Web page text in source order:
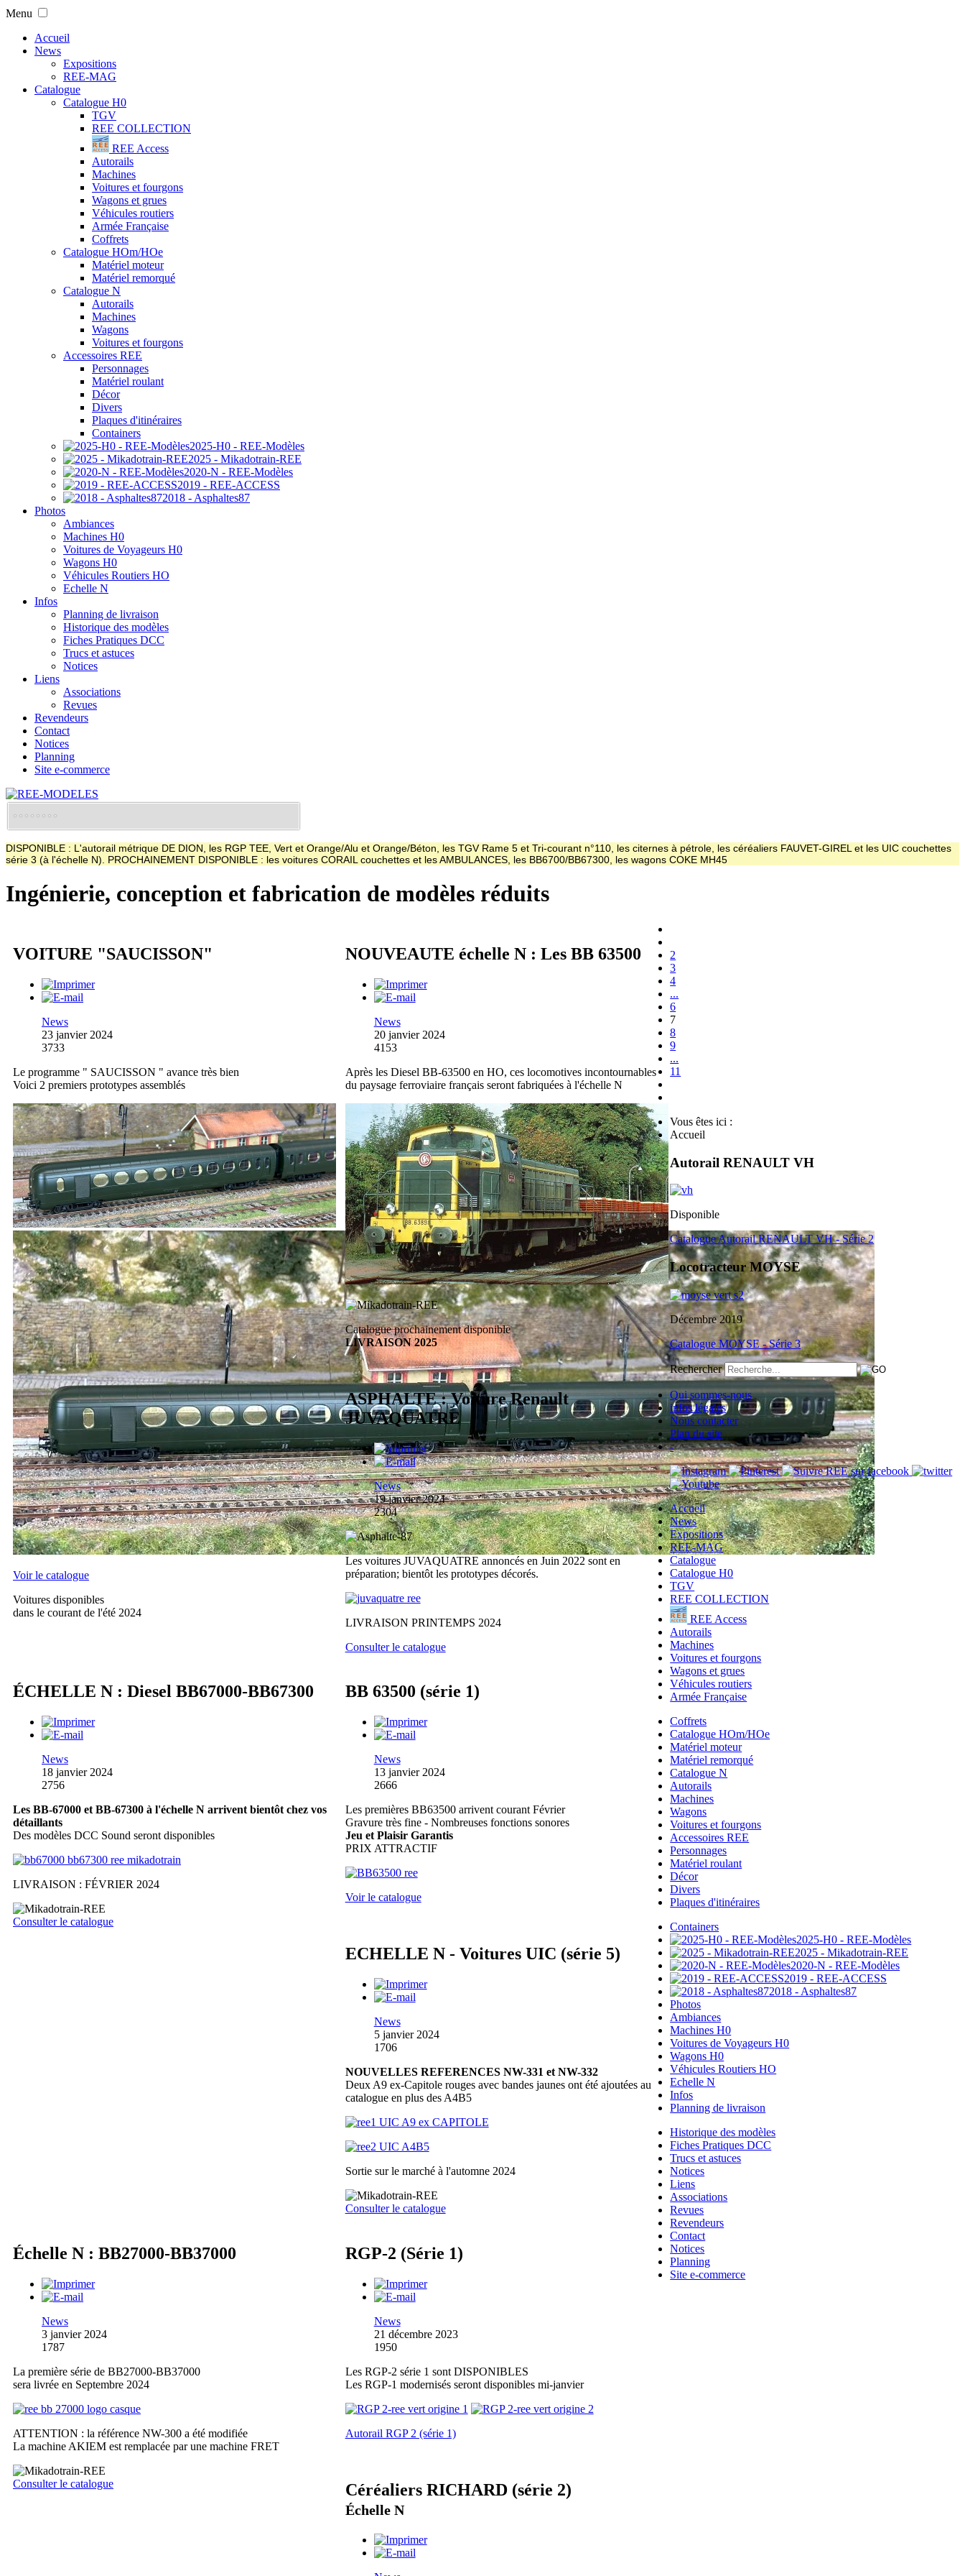
Menu
Accueil
News
Expositions
REE-MAG
Catalogue
Catalogue H0
TGV
REE COLLECTION
REE Access
Autorails
Machines
Voitures et fourgons
Wagons et grues
Véhicules routiers
Armée Française
Coffrets
Catalogue HOm/HOe
Matériel moteur
Matériel remorqué
Catalogue N
Autorails
Machines
Wagons
Voitures et fourgons
Accessoires REE
Personnages
Matériel roulant
Décor
Divers
Plaques d'itinéraires
Containers
2025-H0 - REE-Modèles
2025 - Mikadotrain-REE
2020-N - REE-Modèles
2019 - REE-ACCESS
2018 - Asphaltes87
Photos
Ambiances
Machines H0
Voitures de Voyageurs H0
Wagons H0
Véhicules Routiers HO
Echelle N
Infos
Planning de livraison
Historique des modèles
Fiches Pratiques DCC
Trucs et astuces
Notices
Liens
Associations
Revues
Revendeurs
Contact
Notices
Planning
Site e-commerce
DISPONIBLE : L'autorail métrique DE DION, les RGP TEE, Vert et Orange/Alu et Orange/Béton, les TGV Rame 5 et Tri-courant n°110, les citernes à pétrole, les céréaliers FAUVET-GIREL et les UIC couchettes
série 3 (à l'échelle N). PROCHAINEMENT DISPONIBLE : les voitures CORAIL couchettes et les AMBULANCES, les BB6700/BB67300, les wagons COKE MH45
Ingénierie, conception et fabrication de modèles réduits
VOITURE "SAUCISSON"
News
23 janvier 2024
3733
Le programme " SAUCISSON " avance très bien
Voici 2 premiers prototypes assemblés
Voir le catalogue
Voitures disponibles
dans le courant de l'été 2024
NOUVEAUTE échelle N : Les BB 63500
News
20 janvier 2024
4153
Après les Diesel BB-63500 en HO, ces locomotives incontournables
du paysage ferroviaire français seront fabriquées à l'échelle N
Catalogue prochainement disponible
LIVRAISON 2025
ASPHALTE : Voiture Renault
JUVAQUATRE
News
19 janvier 2024
2304
Les voitures JUVAQUATRE annoncés en Juin 2022 sont en
préparation; bientôt les prototypes décorés.
LIVRAISON PRINTEMPS 2024
Consulter le catalogue
ÉCHELLE N : Diesel BB67000-BB67300
News
18 janvier 2024
2756
Les BB-67000 et BB-67300 à l'échelle N arrivent bientôt chez vos
détaillants
Des modèles DCC Sound seront disponibles
LIVRAISON : FÉVRIER 2024
Consulter le catalogue
BB 63500 (série 1)
News
13 janvier 2024
2666
Les premières BB63500 arrivent courant Février
Gravure très fine - Nombreuses fonctions sonores
Jeu et Plaisir Garantis
PRIX ATTRACTIF
Voir le catalogue
ECHELLE N - Voitures UIC (série 5)
News
5 janvier 2024
1706
NOUVELLES REFERENCES NW-331 et NW-332
Deux A9 ex-Capitole rouges avec bandes jaunes ont été ajoutées au
catalogue en plus des A4B5
Sortie sur le marché à l'automne 2024
Consulter le catalogue
Échelle N : BB27000-BB37000
News
3 janvier 2024
1787
La première série de BB27000-BB37000
sera livrée en Septembre 2024
ATTENTION : la référence NW-300 a été modifiée
La machine AKIEM est remplacée par une machine FRET
Consulter le catalogue
RGP-2 (Série 1)
News
21 décembre 2023
1950
Les RGP-2 série 1 sont DISPONIBLES
Les RGP-1 modernisés seront disponibles mi-janvier
Autorail RGP 2 (série 1)
Céréaliers RICHARD (série 2)
Échelle N
2
3
4
...
6
7
8
9
...
11
Vous êtes ici :
Accueil
Autorail RENAULT VH
Disponible
Catalogue Autorail RENAULT VH - Série 2
Locotracteur MOYSE
Décembre 2019
Catalogue MOYSE - Série 3
Rechercher
Qui sommes-nous
infos légales
Nous contacter
Plan du site
-
Accueil
News
Expositions
REE-MAG
Catalogue
Catalogue H0
TGV
REE COLLECTION
REE Access
Autorails
Machines
Voitures et fourgons
Wagons et grues
Véhicules routiers
Armée Française
Coffrets
Catalogue HOm/HOe
Matériel moteur
Matériel remorqué
Catalogue N
Autorails
Machines
Wagons
Voitures et fourgons
Accessoires REE
Personnages
Matériel roulant
Décor
Divers
Plaques d'itinéraires
Containers
2025-H0 - REE-Modèles
2025 - Mikadotrain-REE
2020-N - REE-Modèles
2019 - REE-ACCESS
2018 - Asphaltes87
Photos
Ambiances
Machines H0
Voitures de Voyageurs H0
Wagons H0
Véhicules Routiers HO
Echelle N
Infos
Planning de livraison
Historique des modèles
Fiches Pratiques DCC
Trucs et astuces
Notices
Liens
Associations
Revues
Revendeurs
Contact
Notices
Planning
Site e-commerce